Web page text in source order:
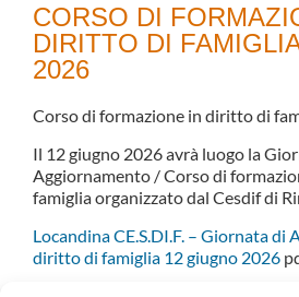
CORSO DI
DIRITTO DI
2026
Corso di formazione in diritto di
Il 12 giugno 2026 avrà luogo la
Aggiornamento / Corso di
famiglia organizzato dal Cesdif di
Locandina CE.S.DI.F. – Giornata di
diritto di famiglia 12 giugno 2026